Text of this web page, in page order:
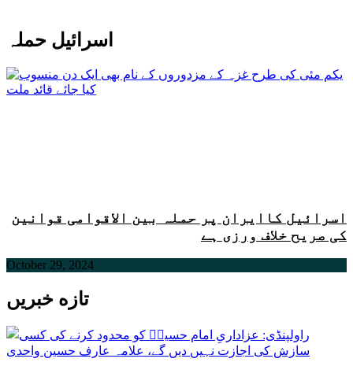
اسرائیل حملہ
اسرائیل کاایران پر حملہ بین الاقوامی قوانین
کی صریح خلاف ورزی ہے
October 29, 2024
تازه خبریں